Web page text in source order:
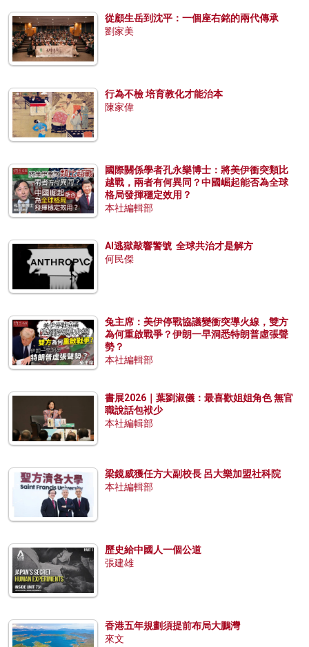
從顧生岳到沈平：一個座右銘的兩代傳承
劉家美
行為不檢 培育教化才能治本
陳家偉
國際關係學者孔永樂博士：將美伊衝突類比
越戰，兩者有何異同？中國崛起能否為全球
格局發揮穩定效用？
本社編輯部
AI逃獄敲響警號 全球共治才是解方
何民傑
兔主席：美伊停戰協議變衝突導火線，雙方
為何重啟戰爭？伊朗一早洞悉特朗普虛張聲
勢？
本社編輯部
書展2026｜葉劉淑儀：最喜歡姐姐角色 無官
職說話包袱少
本社編輯部
梁鏡威獲任方大副校長 呂大樂加盟社科院
本社編輯部
歷史給中國人一個公道
張建雄
香港五年規劃須提前布局大鵬灣
來文